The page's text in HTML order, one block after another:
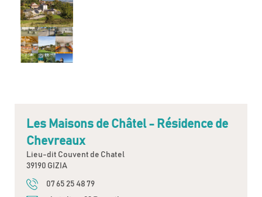
Les Maisons de Châtel - Résidence de
Chevreaux
Lieu-dit Couvent de Chatel
39190 GIZIA
07 65 25 48 79